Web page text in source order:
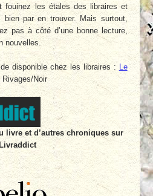
fouinez les étales des libraires et
bien par en trouver. Mais surtout,
pas à côté d’une bonne lecture,
nouvelles.
disponible chez les libraires :
Le
Noir
livre et d’autres chroniques sur
Livraddict